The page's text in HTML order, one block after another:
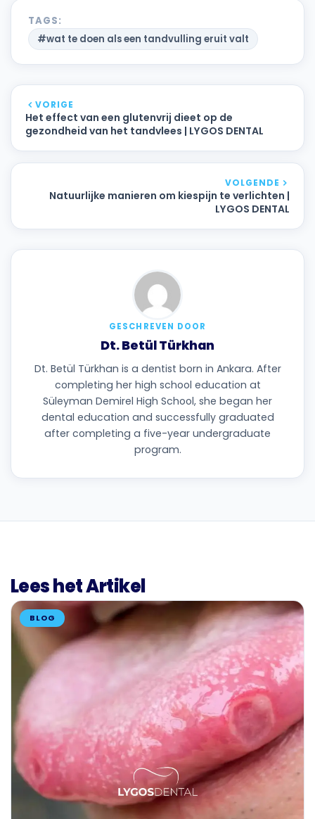
TAGS:
#wat te doen als een tandvulling eruit valt
VORIGE
Het effect van een glutenvrij dieet op de
gezondheid van het tandvlees | LYGOS DENTAL
VOLGENDE
Natuurlijke manieren om kiespijn te verlichten |
LYGOS DENTAL
GESCHREVEN DOOR
Dt. Betül Türkhan
Dt. Betül Türkhan is a dentist born in Ankara. After
completing her high school education at
Süleyman Demirel High School, she began her
dental education and successfully graduated
after completing a five-year undergraduate
program.
Lees het Artikel
BLOG